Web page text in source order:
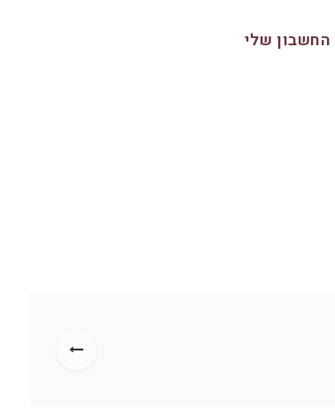
החשבון שלי